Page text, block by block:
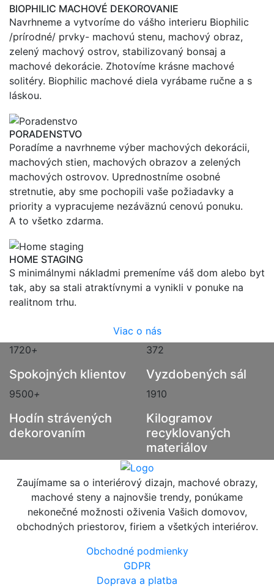
BIOPHILIC MACHOVÉ DEKOROVANIE
Navrhneme a vytvoríme do vášho interieru Biophilic
/prírodné/ prvky- machovú stenu, machový obraz,
zelený machový ostrov, stabilizovaný bonsaj a
machové dekorácie. Zhotovíme krásne machové
solitéry. Biophilic machové diela vyrábame ručne a s
láskou.
PORADENSTVO
Poradíme a navrhneme výber machových dekorácii,
machových stien, machových obrazov a zelených
machových ostrovov. Uprednostníme osobné
stretnutie, aby sme pochopili vaše požiadavky a
priority a vypracujeme nezáväznú cenovú ponuku.
A to všetko zdarma.
HOME STAGING
S minimálnymi nákladmi premeníme váš dom alebo byt
tak, aby sa stali atraktívnymi a vynikli v ponuke na
realitnom trhu.
Viac o nás
1720+
Spokojných klientov
372
Vyzdobených sál
9500+
Hodín strávených
dekorovaním
1910
Kilogramov
recyklovaných
materiálov
Zaujímame sa o interiérový dizajn, machové obrazy,
machové steny a najnovšie trendy, ponúkame
nekonečné možnosti oživenia Vašich domovov,
obchodných priestorov, firiem a všetkých interiérov.
Obchodné podmienky
GDPR
Doprava a platba